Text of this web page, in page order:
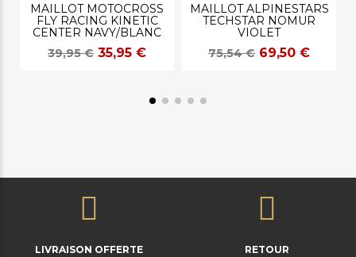
MAILLOT MOTOCROSS
FLY RACING KINETIC
CENTER NAVY/BLANC
39,95 € 35,95 €
MAILLOT ALPINESTARS
TECHSTAR NOMUR
VIOLET
75,54 € 69,50 €
LIVRAISON OFFERTE
RETOUR